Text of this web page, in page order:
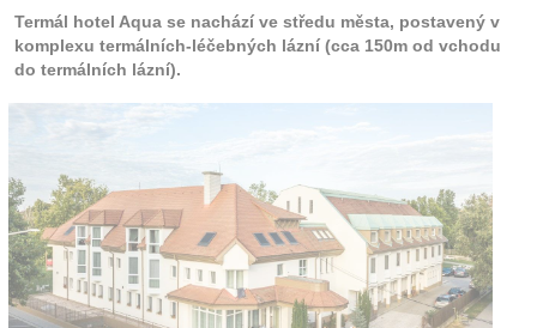
Postup rezervace
Tištěné katalogy
Kontakt
Termál hotel Aqua se nachází ve středu města, postavený v
komplexu termálních-léčebných lázní (cca 150m od vchodu
do termálních lázní).